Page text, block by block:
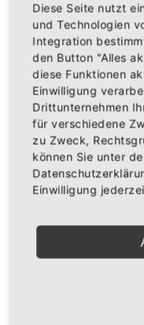
Menge
Hochwertiges
Diese Seite nutzt
und Technologien
Integration
den Button "Alles
diese Funktionen
Einwilligung
Drittunternehmen
für verschiedene
zu Zweck,
können Sie unter
Einwilligung